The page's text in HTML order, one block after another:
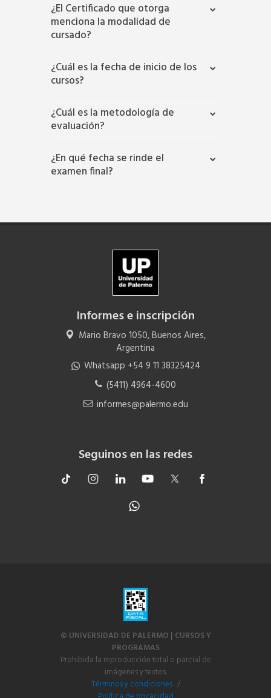
¿El Certificado que otorga
menciona la modalidad de
cursado?
¿Cuál es la fecha de inicio de los
cursos?
¿Cuál es la metodología de
evaluación?
¿En qué fecha se rinde el
examen final?
Informes e inscripción
Mario Bravo 1050, Buenos Aires,
Argentina
Whatsapp +54 9 11 38325424
(5411) 4964-4600
informes@palermo.edu
Seguinos en las redes
© UNIVERSIDAD DE PALERMO | CURSOS Y
PROGRAMAS
Prohibida la reproducción total o parcial de
imágenes y textos.
Términos y condiciones. /